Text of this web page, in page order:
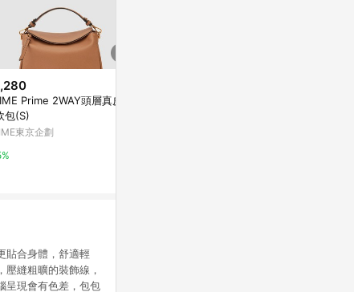
Prime 2WAY頭層真皮拉
包(S)
東京企劃
貼合身體，舒適輕
縫粗曠的裝飾線，
呈現會有色差，包包